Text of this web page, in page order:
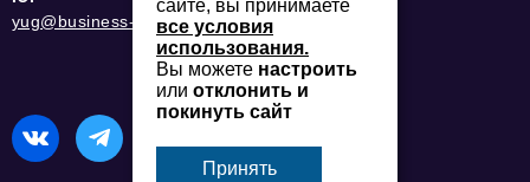
yug@business-magazine.online
сайте, вы принимаете
все условия
использования.
Вы можете настроить
или отклонить и
покинуть сайт
Принять